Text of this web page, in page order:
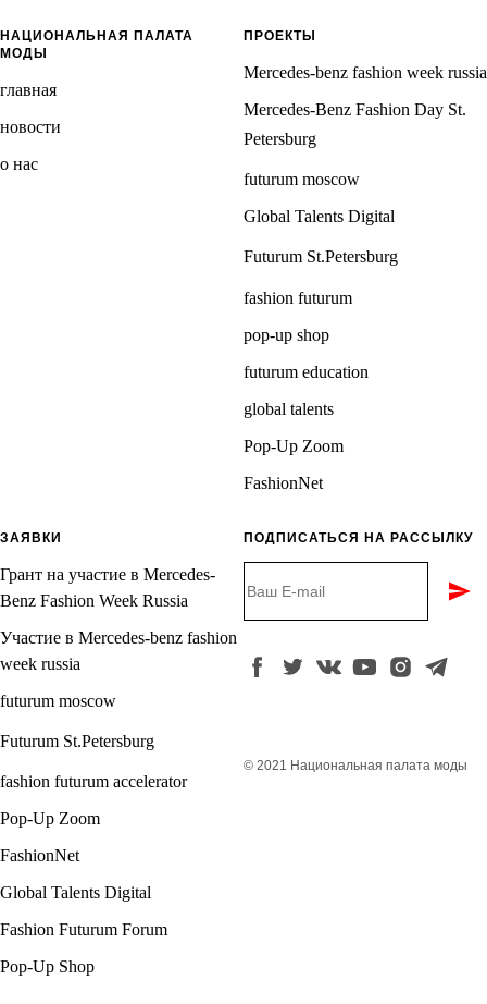
НАЦИОНАЛЬНАЯ ПАЛАТА
МОДЫ
главная
новости
о нас
ПРОЕКТЫ
Mercedes-benz fashion week russia
Mercedes-Benz Fashion Day St.
Petersburg
futurum moscow
Global Talents Digital
Futurum St.Petersburg
fashion futurum
pop-up shop
futurum education
global talents
Pop-Up Zoom
FashionNet
ЗАЯВКИ
Грант на участие в Mercedes-
Benz Fashion Week Russia
Участие в Mercedes-benz fashion
week russia
futurum moscow
Futurum St.Petersburg
fashion futurum accelerator
Pop-Up Zoom
FashionNet
Global Talents Digital
Fashion Futurum Forum
Pop-Up Shop
ПОДПИСАТЬСЯ НА РАССЫЛКУ
© 2021 Национальная палата моды